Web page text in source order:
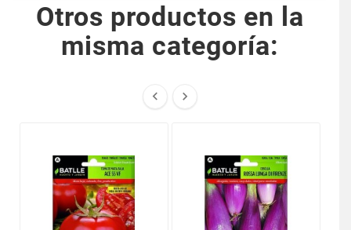
Otros productos en la
misma categoría:
 